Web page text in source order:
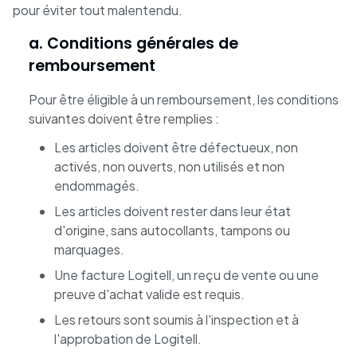
pour éviter tout malentendu.
a. Conditions générales de
remboursement
Pour être éligible à un remboursement, les conditions
suivantes doivent être remplies :
Les articles doivent être défectueux, non
activés, non ouverts, non utilisés et non
endommagés.
Les articles doivent rester dans leur état
d'origine, sans autocollants, tampons ou
marquages.
Une facture Logitell, un reçu de vente ou une
preuve d'achat valide est requis.
Les retours sont soumis à l'inspection et à
l'approbation de Logitell.